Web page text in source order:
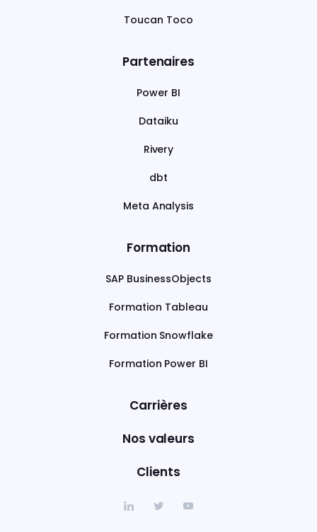
Toucan Toco
Partenaires
Power BI
Dataiku
Rivery
dbt
Meta Analysis
Formation
SAP BusinessObjects
Formation Tableau
Formation Snowflake
Formation Power BI
Carrières
Nos valeurs
Clients